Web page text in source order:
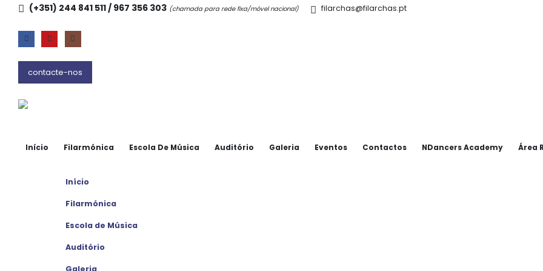
(+351) 244 841 511 / 967 356 303 (chamada para rede fixa/móvel nacional) filarchas@filarchas.pt
contacte-nos
Início Filarmónica Escola De Música Auditório Galeria Eventos Contactos NDancers Academy Área
Início
Filarmónica
Escola de Música
Auditório